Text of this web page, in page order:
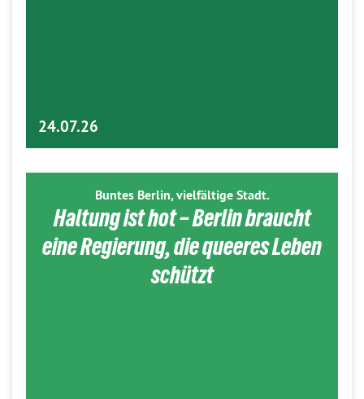
24.07.26
Buntes Berlin, vielfältige Stadt.
Haltung ist hot – Berlin braucht
eine Regierung, die queeres Leben
schützt